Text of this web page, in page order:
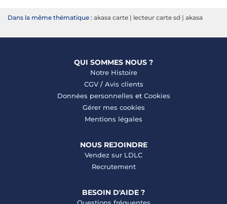
Dans la même thématique : akasa carte | lecteur carte sd | akasa
QUI SOMMES NOUS ?
Notre Histoire
CGV/ Avis clients
Données personnelles et Cookies
Gérer mes cookies
Mentions légales
NOUS REJOINDRE
Vendez sur LDLC
Recrutement
BESOIN D'AIDE ?